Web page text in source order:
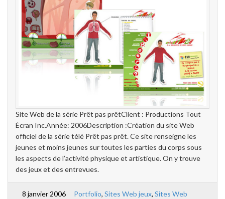
Site Web de la série Prêt pas prêtClient : Productions Tout
Écran Inc.Année: 2006Description :Création du site Web
officiel de la série télé Prêt pas prêt. Ce site renseigne les
jeunes et moins jeunes sur toutes les parties du corps sous
les aspects de l’activité physique et artistique. On y trouve
des jeux et des entrevues.
8 janvier 2006 Portfolio, Sites Web jeux, Sites Web